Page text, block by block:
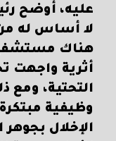
عليه، أوضح
لا أساس له
هناك
أثرية واجهت
التحتية، ومع
وظيفية
الإخلال